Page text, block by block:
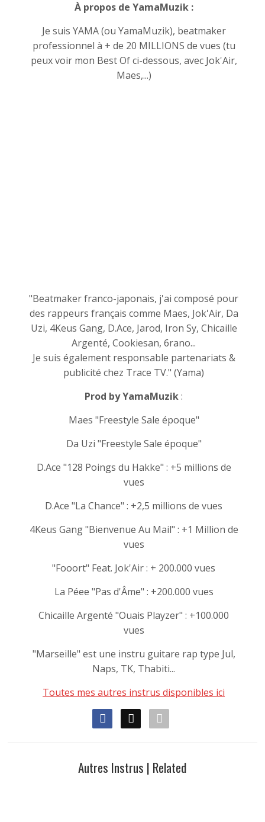
À propos de YamaMuzik :
Je suis YAMA (ou YamaMuzik), beatmaker
professionnel à + de 20 MILLIONS de vues (tu
peux voir mon Best Of ci-dessous, avec Jok'Air,
Maes,...)
"Beatmaker franco-japonais, j'ai composé pour
des rappeurs français comme Maes, Jok'Air, Da
Uzi, 4Keus Gang, D.Ace, Jarod, Iron Sy, Chicaille
Argenté, Cookiesan, 6rano...
Je suis également responsable partenariats &
publicité chez Trace TV." (Yama)
Prod by YamaMuzik:
Maes "Freestyle Sale époque"
Da Uzi "Freestyle Sale époque"
D.Ace "128 Poings du Hakke" : +5 millions de
vues
D.Ace "La Chance" : +2,5 millions de vues
4Keus Gang "Bienvenue Au Mail" : +1 Million de
vues
"Fooort" Feat. Jok'Air : + 200.000 vues
La Péee "Pas d'Âme" : +200.000 vues
Chicaille Argenté "Ouais Playzer" : +100.000
vues
"Marseille" est une instru guitare rap type Jul,
Naps, TK, Thabiti...
Toutes mes autres instrus disponibles ici
Autres Instrus | Related